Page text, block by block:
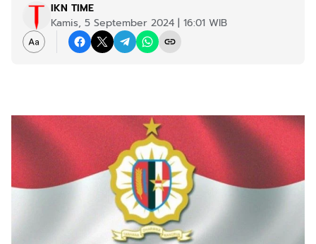
IKN TIME
Kamis, 5 September 2024 | 16:01 WIB